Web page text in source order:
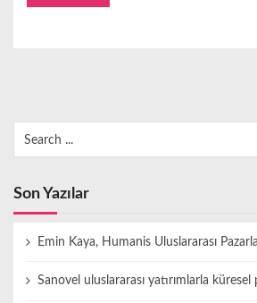
for:
Son Yazılar
Emin Kaya, Humanis Uluslararası
Sanovel uluslararası yatırımlarla